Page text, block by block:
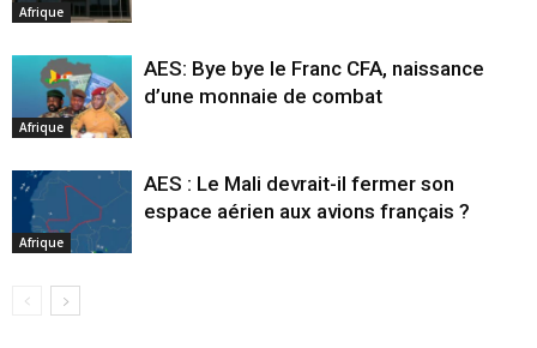
Afrique
Afrique
AES: Bye bye le Franc CFA, naissance
d’une monnaie de combat
Afrique
AES : Le Mali devrait-il fermer son
espace aérien aux avions français ?